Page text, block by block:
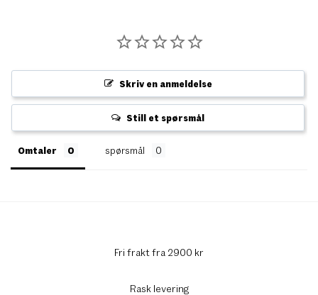
Skriv en anmeldelse
Still et spørsmål
Omtaler spørsmål
Fri frakt fra 2900 kr
Rask levering